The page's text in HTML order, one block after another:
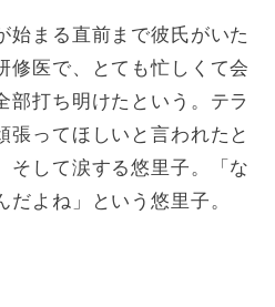
始まる直前まで彼氏がいた
修医で、とても忙しくて会
部打ち明けたという。テラ
張ってほしいと言われたと
そして涙する悠里子。「な
よね」という悠里子。